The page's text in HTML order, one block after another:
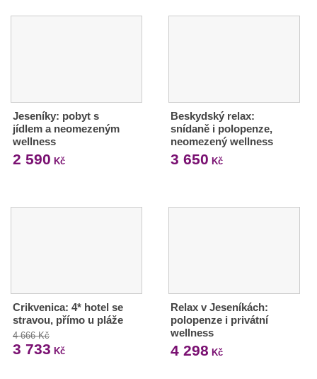
Jeseníky: pobyt s
jídlem a neomezeným
wellness
2 590 Kč
Beskydský relax:
snídaně i polopenze,
neomezený wellness
3 650 Kč
Crikvenica: 4* hotel se
stravou, přímo u pláže
4 666 Kč
3 733 Kč
Relax v Jeseníkách:
polopenze i privátní
wellness
4 298 Kč